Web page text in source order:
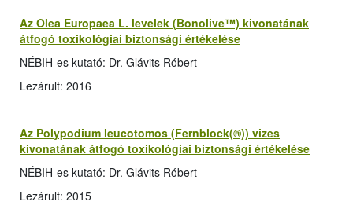
Az Olea Europaea L. levelek (Bonolive™) kivonatának
átfogó toxikológiai biztonsági értékelése
NÉBIH-es kutató: Dr. Glávits Róbert
Lezárult: 2016
Az Polypodium leucotomos (Fernblock(®)) vizes
kivonatának átfogó toxikológiai biztonsági értékelése
NÉBIH-es kutató: Dr. Glávits Róbert
Lezárult: 2015